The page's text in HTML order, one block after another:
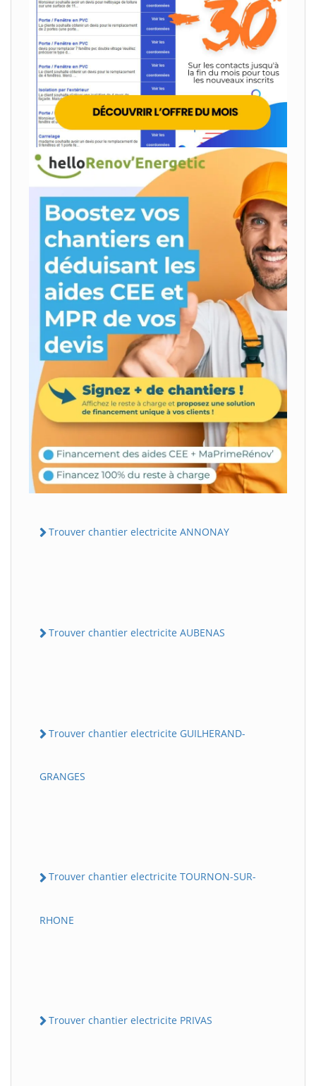
Trouver chantier electricite ANNONAY
Trouver chantier electricite AUBENAS
Trouver chantier electricite GUILHERAND-
GRANGES
Trouver chantier electricite TOURNON-SUR-
RHONE
Trouver chantier electricite PRIVAS